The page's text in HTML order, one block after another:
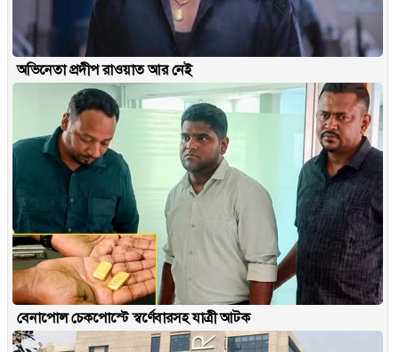
অভিনেতা প্রদীপ রাওয়াত আর নেই
বেনাপোল চেকপোস্টে স্বর্ণেবারসহ যাত্রী আটক